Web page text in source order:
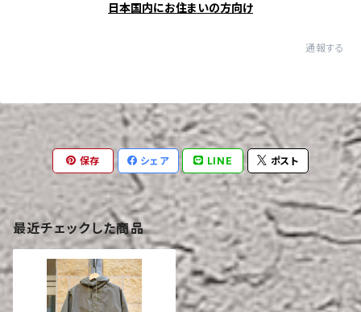
日本国内にお住まいの方向け
通報する
保存 シェア LINE ポスト
最近チェックした商品